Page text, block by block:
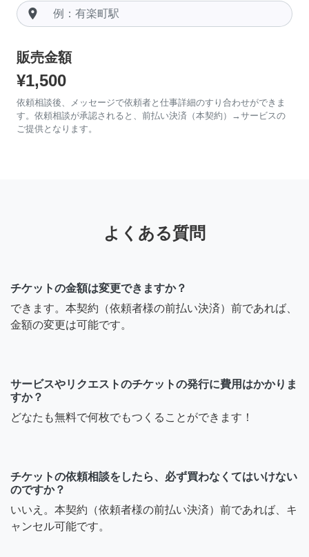
room
販売金額
¥1,500
依頼相談後、メッセージで依頼者と仕事詳細のすり合わせができま
す。依頼相談が承認されると、前払い決済（本契約）→サービスの
ご提供となります。
よくある質問
チケットの金額は変更できますか？
できます。本契約（依頼者様の前払い決済）前であれば、
金額の変更は可能です。
サービスやリクエストのチケットの発行に費用はかかりま
すか？
どなたも無料で何枚でもつくることができます！
チケットの依頼相談をしたら、必ず買わなくてはいけない
のですか？
いいえ。本契約（依頼者様の前払い決済）前であれば、キ
ャンセル可能です。